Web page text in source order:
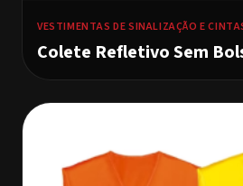
VESTIMENTAS DE SINALIZAÇÃO E
Colete Refletivo Sem